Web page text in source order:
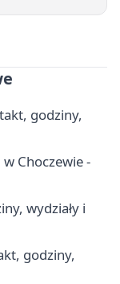
godziny,
Choczewie -
wydziały i
godziny,